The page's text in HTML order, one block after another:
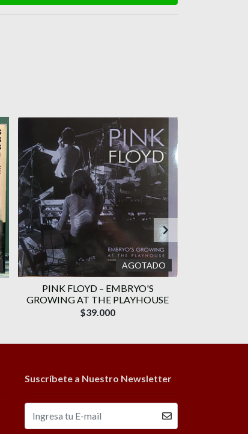
AGOTADO
PINK FLOYD – EMBRYO'S
GROWING AT THE PLAYHOUSE
$39.000
Suscríbete a Nuestro Newsletter